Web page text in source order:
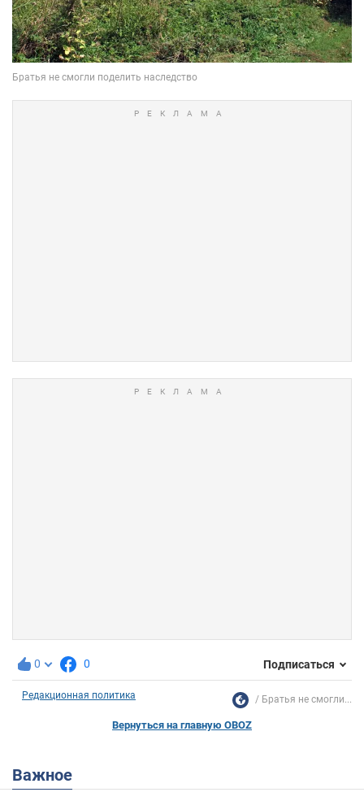
0 0 Подписаться
Редакционная политика Братья не смогли...
Вернуться на главную OBOZ
Важное